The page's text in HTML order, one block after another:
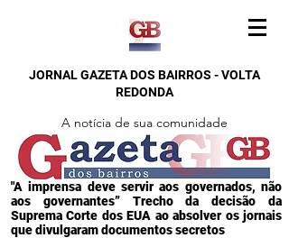
JORNAL GAZETA DOS BAIRROS - VOLTA
REDONDA
A notícia de sua comunidade
"A imprensa deve servir aos governados, não
aos governantes” Trecho da decisão da
Suprema Corte dos EUA ao absolver os jornais
que divulgaram documentos secretos